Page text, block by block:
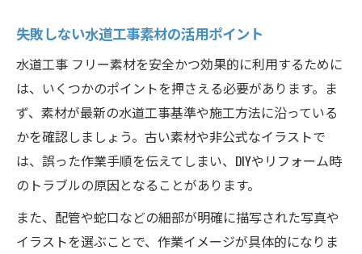
失敗しない水道工事素材の活用ポイント
水道工事 フリー素材を安全かつ効果的に利用するために
は、いくつかのポイントを押さえる必要があります。ま
ず、素材が最新の水道工事基準や施工方法に沿っている
かを確認しましょう。古い素材や非公式なイラストで
は、誤った作業手順を伝えてしまい、DIYやリフォーム時
のトラブルの原因となることがあります。
また、配管や蛇口などの細部が明確に描写された写真や
イラストを選ぶことで、作業イメージが具体的になりま